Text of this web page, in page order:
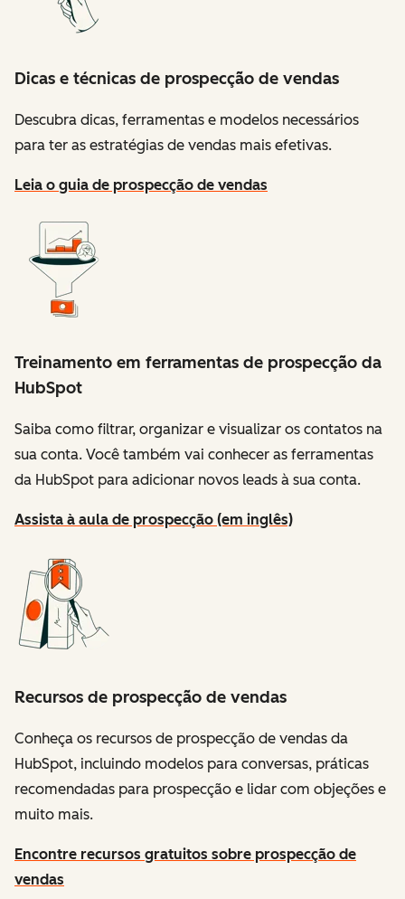
Dicas e técnicas de prospecção de vendas
Descubra dicas, ferramentas e modelos necessários
para ter as estratégias de vendas mais efetivas.
Leia o guia de prospecção de vendas
Treinamento em ferramentas de prospecção da
HubSpot
Saiba como filtrar, organizar e visualizar os contatos na
sua conta. Você também vai conhecer as ferramentas
da HubSpot para adicionar novos leads à sua conta.
Assista à aula de prospecção (em inglês)
Recursos de prospecção de vendas
Conheça os recursos de prospecção de vendas da
HubSpot, incluindo modelos para conversas, práticas
recomendadas para prospecção e lidar com objeções e
muito mais.
Encontre recursos gratuitos sobre prospecção de
vendas